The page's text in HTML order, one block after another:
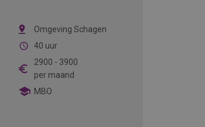
Omgeving Schagen
40 uur
2900 - 3900
per maand
MBO